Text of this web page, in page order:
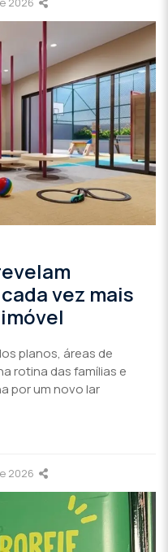
vez mais
planos, áreas de
rotina das famílias e
por um novo lar
2026